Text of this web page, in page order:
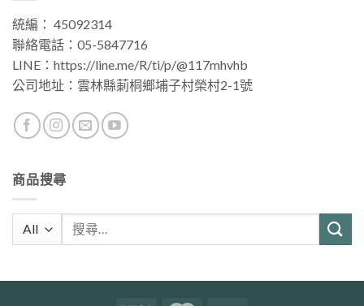
統編： 45092314
聯絡電話： 05-5847716
LINE： https://line.me/R/ti/p/@117mhvhb
公司地址： 雲林縣莿桐鄉埔子村榮村2-1號
商品搜尋
搜
尋
鍵